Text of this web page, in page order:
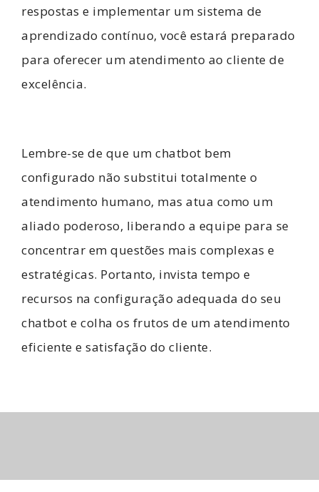
respostas e implementar um sistema de
aprendizado contínuo, você estará preparado
para oferecer um atendimento ao cliente de
excelência.
Lembre-se de que um chatbot bem
configurado não substitui totalmente o
atendimento humano, mas atua como um
aliado poderoso, liberando a equipe para se
concentrar em questões mais complexas e
estratégicas. Portanto, invista tempo e
recursos na configuração adequada do seu
chatbot e colha os frutos de um atendimento
eficiente e satisfação do cliente.